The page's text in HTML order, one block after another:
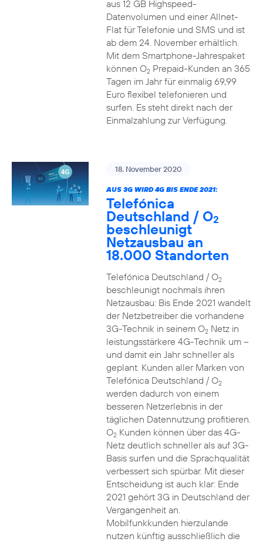
aus 12 GB Highspeed-
Datenvolumen und einer Allnet-
Flat für Telefonie und SMS und ist
ab dem 24. November erhältlich.
Mit dem Smartphone-Jahrespaket
können O2Prepaid-Kunden an 365
Tagen im Jahr für einmalig 69,99
Euro flexibel telefonieren und
surfen. Es steht direkt nach der
Einmalzahlung zur Verfügung.
18. November 2020
AUS 3G WIRD 4G BIS ENDE 2021:
Telefónica
Deutschland / O2
beschleunigt
Netzausbau an
18.000 Standorten
Telefónica Deutschland / O2
beschleunigt nochmals ihren
Netzausbau: Bis Ende 2021 wandelt
der Netzbetreiber die vorhandene
3G-Technik in seinem O2Netz in
leistungsstärkere 4G-Technik um –
und damit ein Jahr schneller als
geplant. Kunden aller Marken von
Telefónica Deutschland / O2
werden dadurch von einem
besseren Netzerlebnis in der
täglichen Datennutzung profitieren.
O2Kunden können über das 4G-
Netz deutlich schneller als auf 3G-
Basis surfen und die Sprachqualität
verbessert sich spürbar. Mit dieser
Entscheidung ist auch klar: Ende
2021 gehört 3G in Deutschland der
Vergangenheit an.
Mobilfunkkunden hierzulande
nutzen künftig ausschließlich die